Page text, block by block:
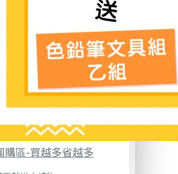
購區-買越多省越多